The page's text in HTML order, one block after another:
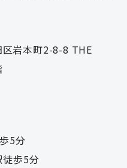
区岩本町2-8-8 THE
5分
徒歩5分